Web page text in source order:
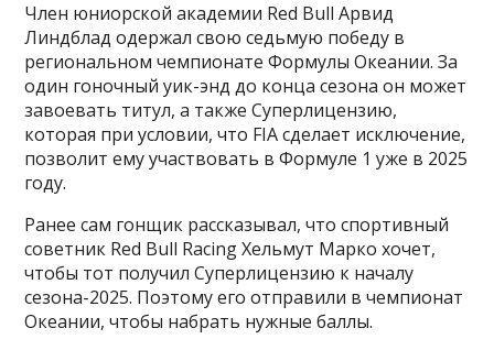
Член юниорской академии Red Bull Арвид
Линдблад одержал свою седьмую победу в
региональном чемпионате Формулы Океании. За
один гоночный уик-энд до конца сезона он может
завоевать титул, а также Суперлицензию,
которая при условии, что FIA сделает исключение,
позволит ему участвовать в Формуле 1 уже в 2025
году.
Ранее сам гонщик рассказывал, что спортивный
советник Red Bull Racing Хельмут Марко хочет,
чтобы тот получил Суперлицензию к началу
сезона-2025. Поэтому его отправили в чемпионат
Океании, чтобы набрать нужные баллы.